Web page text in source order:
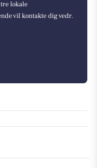
lokale
vil kontakte dig vedr.